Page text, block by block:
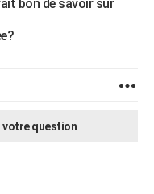
bon de savoir sur
votre question